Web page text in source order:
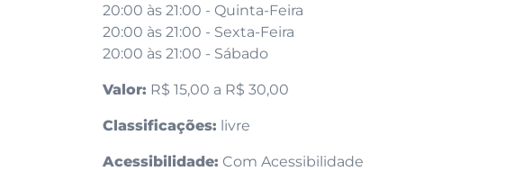
20:00 às 21:00 - Quinta-Feira
20:00 às 21:00 - Sexta-Feira
20:00 às 21:00 - Sábado
Valor: R$ 15,00 a R$ 30,00
Classificações: livre
Acessibilidade: Com Acessibilidade